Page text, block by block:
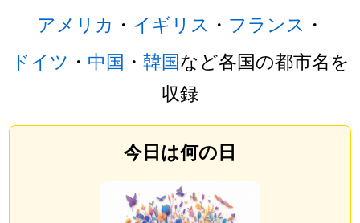
アメリカ ・ イギリス ・ フランス ・
ドイツ ・ 中国 ・ 韓国など各国の都市名を
収録
今日は何の日